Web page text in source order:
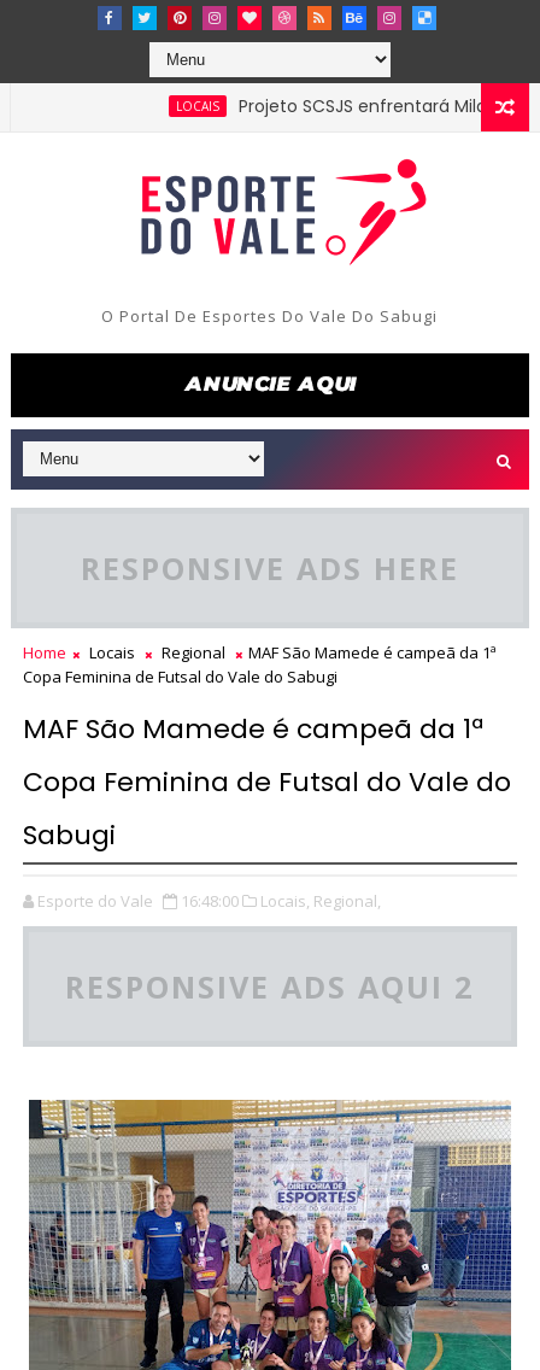
Projeto SCSJS enfrentará Milan de Assunção
O Portal De Esportes Do Vale Do Sabugi
RESPONSIVE ADS HERE
Home Locais Regional
MAF São Mamede é campeã da 1ª
Copa Feminina de Futsal do Vale do Sabugi
MAF São Mamede é campeã da 1ª
Copa Feminina de Futsal do Vale do
Sabugi
Esporte do Vale 16:48:00 Locais, Regional,
RESPONSIVE ADS AQUI 2